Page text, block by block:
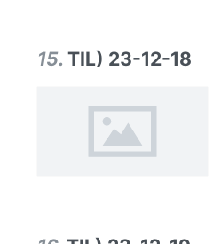
15. TIL) 23-12-18